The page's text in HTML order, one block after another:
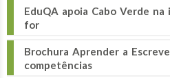
EduQA apoia Cabo Verde na
for
Brochura Aprender a
competências